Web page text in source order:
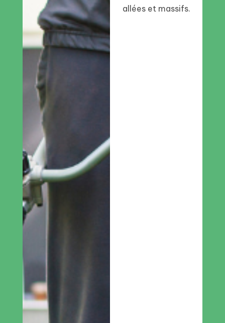
allées et massifs.